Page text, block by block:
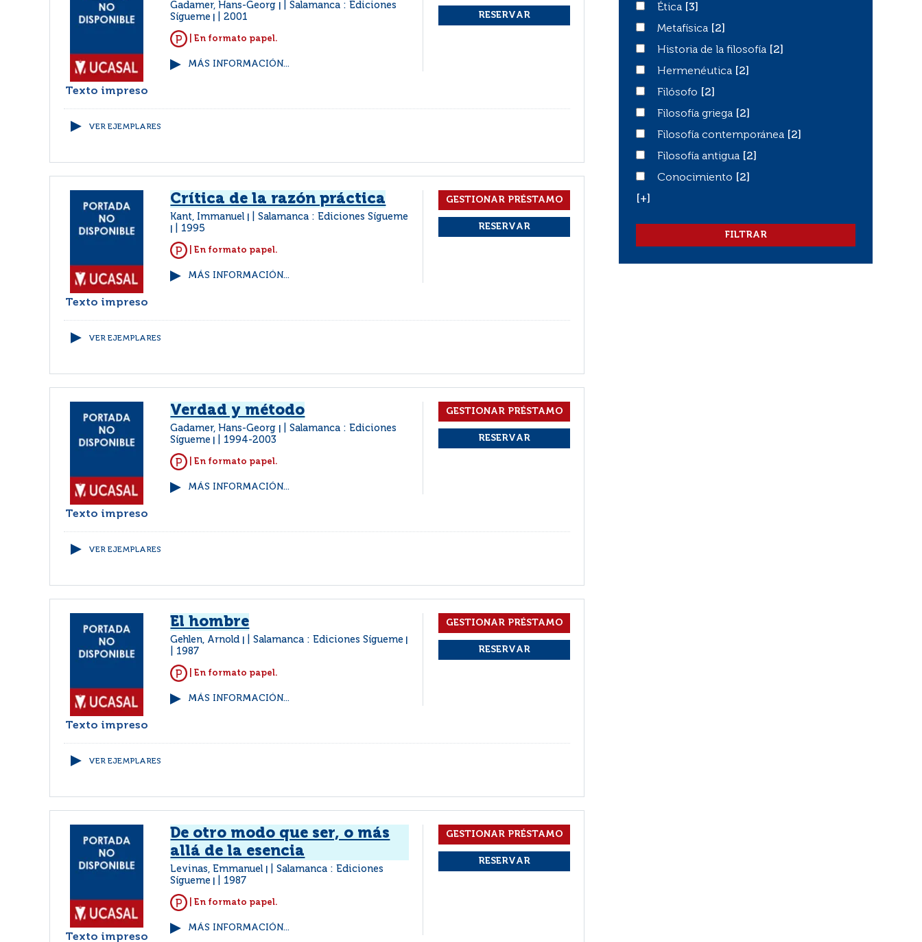
Texto impreso
Gadamer, Hans-Georg
Salamanca : Ediciones
Sígueme
2001
| En formato papel.
MÁS INFORMACIÓN...
VER EJEMPLARES
Texto impreso
Crítica de la razón práctica
Kant, Immanuel Salamanca : Ediciones Sígueme
1995
| En formato papel.
MÁS INFORMACIÓN...
VER EJEMPLARES
Texto impreso
Verdad y método
Gadamer, Hans-Georg
Salamanca : Ediciones
Sígueme
1994-2003
| En formato papel.
MÁS INFORMACIÓN...
VER EJEMPLARES
Texto impreso
El hombre
Gehlen, Arnold Salamanca : Ediciones Sígueme
1987
| En formato papel.
MÁS INFORMACIÓN...
VER EJEMPLARES
Texto impreso
De otro modo que ser, o más
allá de la esencia
Levinas, Emmanuel
Salamanca : Ediciones
Sígueme
1987
| En formato papel.
MÁS INFORMACIÓN...
ÉticaÉtica
[3]
Metafísica
Metafísica
[2]
Historia de la filosofía
Historia de la filosofía
[2]
Hermenéutica
Hermenéutica
[2]
FilósofoFilósofo
[2]
Filosofía griega
Filosofía griega
[2]
Filosofía contemporánea
Filosofía contemporánea
[2]
Filosofía antigua
Filosofía antigua
[2]
Conocimiento
Conocimiento
[2]
[+]